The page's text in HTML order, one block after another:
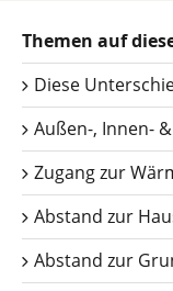
Themen auf
Diese
Außen-, Innen-
Zugang zur
Abstand zur
Abstand zur